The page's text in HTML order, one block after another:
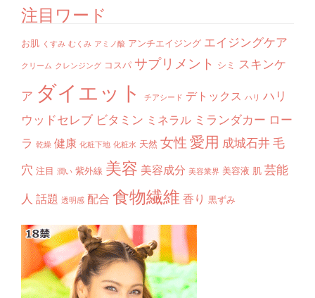
注目ワード
お肌 くすみ むくみ アミノ酸 アンチエイジング エイジングケア
クリーム クレンジング コスパ サプリメント シミ スキンケ
ア ダイエット チアシード デトックス ハリ ハリ
ウッドセレブ ビタミン ミネラル ミランダカー ロー
ラ 乾燥 健康 化粧下地 化粧水 天然 女性愛用 成城石井毛
穴 注目 潤い 紫外線 美容 美容成分 美容業界 美容液 肌 芸能
人 話題 透明感 配合 食物繊維 香り 黒ずみ